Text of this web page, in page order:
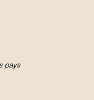
pays